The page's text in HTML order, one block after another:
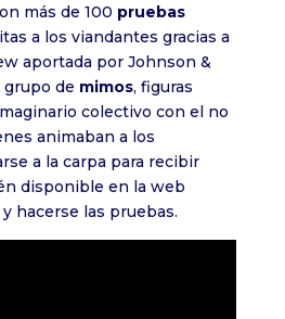
más de 100 pruebas
a los viandantes gracias a
aportada por Johnson &
de mimos, figuras
colectivo con el no
animaban a los
a la carpa para recibir
disponible en la web
y hacerse las pruebas.